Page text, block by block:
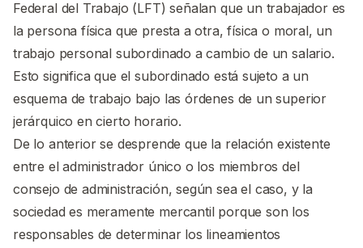
Federal del Trabajo (LFT) señalan que un trabajador es
la persona física que presta a otra, física o moral, un
trabajo personal subordinado a cambio de un salario.
Esto significa que el subordinado está sujeto a un
esquema de trabajo bajo las órdenes de un superior
jerárquico en cierto horario.
De lo anterior se desprende que la relación existente
entre el administrador único o los miembros del
consejo de administración, según sea el caso, y la
sociedad es meramente mercantil porque son los
responsables de determinar los lineamientos